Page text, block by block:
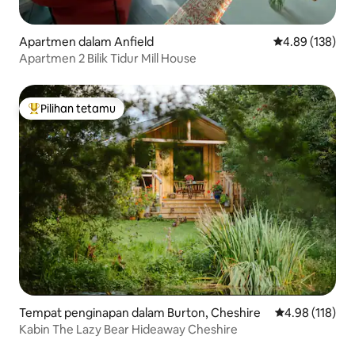
Apartmen dalam Anfield Penarafan
4.89 (138)
Apartmen 2 Bilik Tidur Mill House
Pilihan utama tetamu
Pilihan tetamu
Tempat penginapan dalam Burton, Cheshire Penarafan
4.98 (118)
Kabin The Lazy Bear Hideaway Cheshire